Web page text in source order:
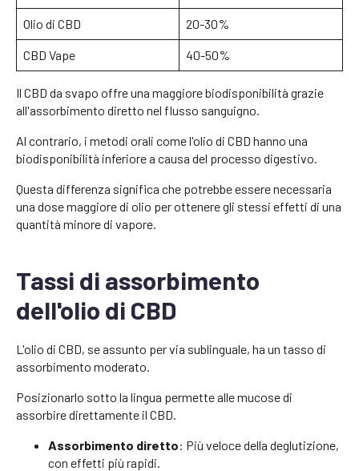
Olio di CBD 20-30%
CBD Vape 40-50%
Il CBD da svapo offre una maggiore biodisponibilità grazie
all'assorbimento diretto nel flusso sanguigno.
Al contrario, i metodi orali come l'olio di CBD hanno una
biodisponibilità inferiore a causa del processo digestivo.
Questa differenza significa che potrebbe essere necessaria
una dose maggiore di olio per ottenere gli stessi effetti di una
quantità minore di vapore.
Tassi di assorbimento
dell'olio di CBD
L'olio di CBD, se assunto per via sublinguale, ha un tasso di
assorbimento moderato.
Posizionarlo sotto la lingua permette alle mucose di
assorbire direttamente il CBD.
Assorbimento diretto: Più veloce della deglutizione,
con effetti più rapidi.